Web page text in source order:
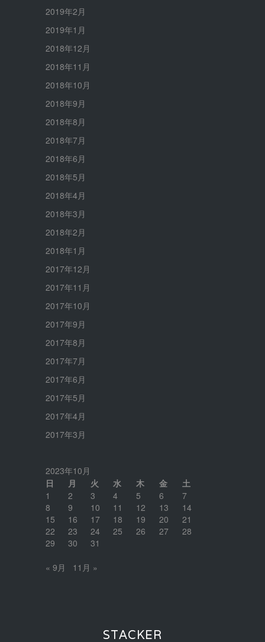
2019年2月
2019年1月
2018年12月
2018年11月
2018年10月
2018年9月
2018年8月
2018年7月
2018年6月
2018年5月
2018年4月
2018年3月
2018年2月
2018年1月
2017年12月
2017年11月
2017年10月
2017年9月
2017年8月
2017年7月
2017年6月
2017年5月
2017年4月
2017年3月
2023年10月
日
月 火 水 木 金
土
1
2 3 4 5 6
7
8
9 10 11 12 13
14
15
16 17 18 19 20
21
22
23 24 25 26 27
28
29
30 31
« 9月 11月 »
STACKER